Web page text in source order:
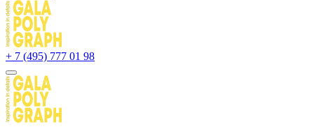
+ 7 (495) 777 01 98